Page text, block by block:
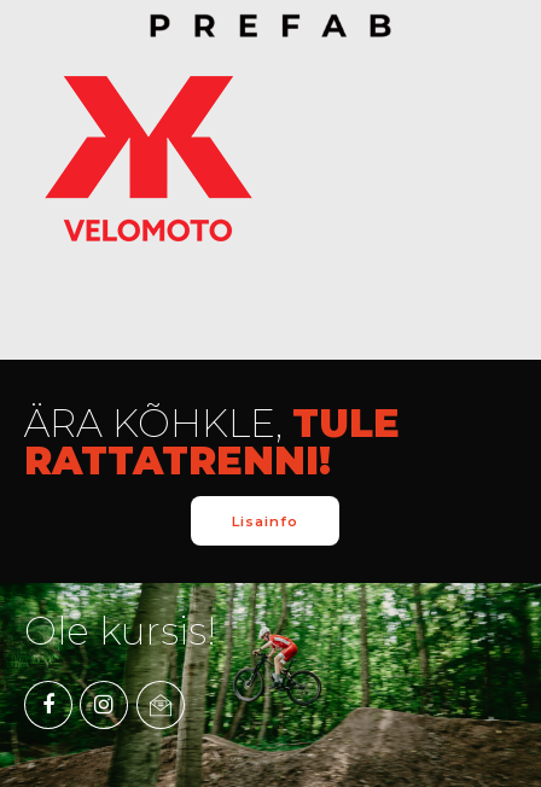
ÄRA KÕHKLE, TULE
RATTATRENNI!
Lisainfo
Ole kursis!